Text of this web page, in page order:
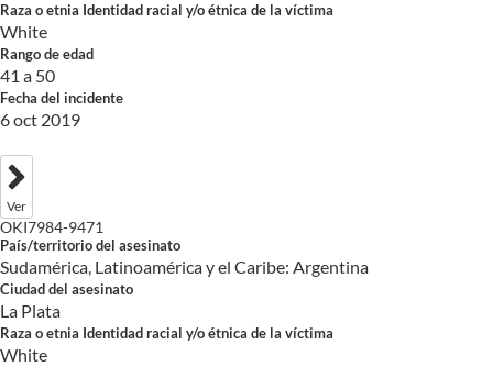
Raza o etnia Identidad racial y/o étnica de la víctima
White
Rango de edad
41 a 50
Fecha del incidente
6 oct 2019
Ver
OKI7984-9471
País/territorio del asesinato
Sudamérica, Latinoamérica y el Caribe: Argentina
Ciudad del asesinato
La Plata
Raza o etnia Identidad racial y/o étnica de la víctima
White